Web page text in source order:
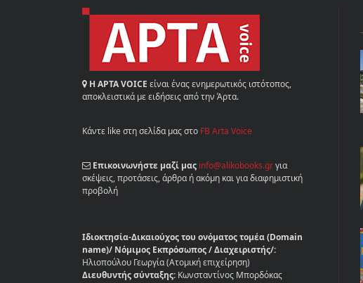
Η ΑΡΤΑ VOICE είναι ένας ενημερωτικός ιστότοπος,
αποκλειστικά με ειδήσεις από την Άρτα.
Κάντε like στη σελίδα μας στο FB Arta Voice
Επικοινωνήστε μαζί μας info@alikobooks.grγια
σκέψεις, προτάσεις, άρθρα ή ακόμη και για διαφημιστική
προβολή
Ιδιοκτησία-Δικαιούχος του ονόματος τομέα (Domain
name)/ Νόμιμος Εκπρόσωπος / Διαχειριστής/:
Ηλιοπούλου Γεωργία (Ατομική επιχείρηση)
Διευθυντής σύνταξης: Κωνσταντίνος Μπορδόκας